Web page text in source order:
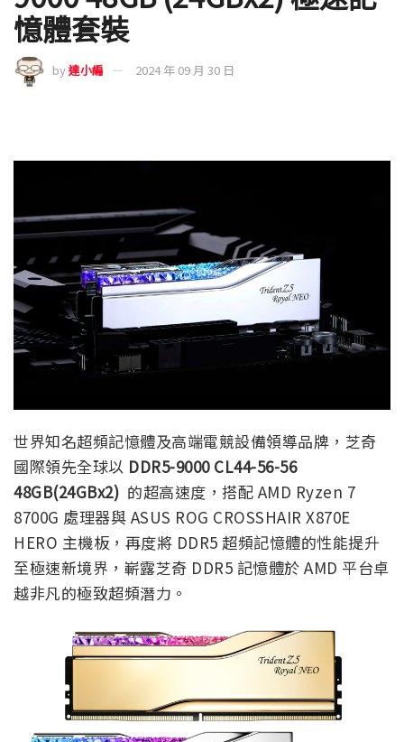
憶體套裝
by達小編 2024 年 09 月 30 日
世界知名超頻記憶體及高端電競設備領導品牌，芝奇
國際領先全球以 DDR5-9000 CL44-56-56
48GB(24GBx2) 的超高速度，搭配 AMD Ryzen 7
8700G 處理器與 ASUS ROG CROSSHAIR X870E
HERO 主機板，再度將 DDR5 超頻記憶體的性能提升
至極速新境界，嶄露芝奇 DDR5 記憶體於 AMD 平台卓
越非凡的極致超頻潛力。